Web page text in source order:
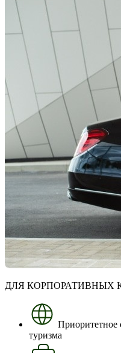
ДЛЯ КОРПОРАТИВНЫХ
Приоритетное
туризма